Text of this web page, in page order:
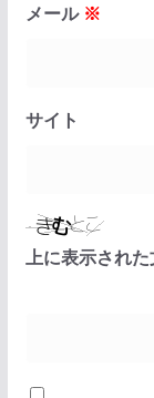
メール ※
サイト
上に表示された